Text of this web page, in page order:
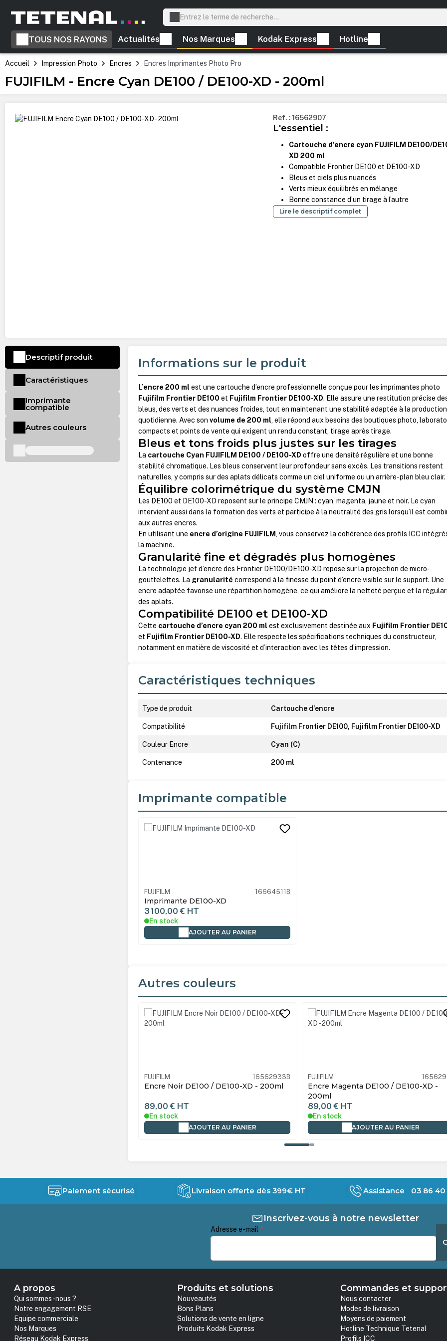
Passer à la navigation principale
TOUS NOS RAYONS Actualités Nos Marques Kodak Express Hotline
Accueil Impression Photo Encres Encres Imprimantes Photo Pro
FUJIFILM - Encre Cyan DE100 / DE100-XD - 200ml
Ignorer la galerie d'images Ref. : 16562907
L'essentiel :
Cartouche d’encre cyan FUJIFILM DE100/
XD 200 ml
Compatible Frontier DE100 et DE100-XD
Bleus et ciels plus nuancés
Verts mieux équilibrés en mélange
Bonne constance d’un tirage à l’autre
Lire le descriptif complet
Informations sur le produit
L’encre 200 ml est une cartouche d’encre professionnelle conçue pour les imprimantes photo
Fujifilm Frontier DE100 et Fujifilm Frontier DE100-XD. Elle assure une restitution précise
bleus, des verts et des nuances froides, tout en maintenant une stabilité adaptée à la production
quotidienne. Avec sonvolume de 200 ml, elle répond aux besoins des boutiques photo,
compacts et points de vente qui exigent un rendu constant, tirage après tirage.
Bleus et tons froids plus justes sur les tirages
La cartouche Cyan FUJIFILM DE100 / DE100-XD offre une densité régulière et une bonne
stabilité chromatique. Les bleus conservent leur profondeur sans excès. Les transitions restent
naturelles, y compris sur des aplats délicats comme un ciel uniforme ou un arrière-plan bleu clair.
Équilibre colorimétrique du système CMJN
Les DE100 et DE100-XD reposent sur le principe CMJN : cyan, magenta, jaune et noir. Le cyan
intervient aussi dans la formation des verts et participe à la neutralité des gris lorsqu’il est
aux autres encres.
En utilisant une encre d’origine FUJIFILM, vous conservez la cohérence des profils ICC
la machine.
Granularité fine et dégradés plus homogènes
La technologie jet d’encre des Frontier DE100/DE100-XD repose sur la projection de micro-
gouttelettes. La granularité correspond à la finesse du point d’encre visible sur le support. Une
encre adaptée favorise une répartition homogène, ce qui améliore la netteté perçue et la
des aplats.
Compatibilité DE100 et DE100-XD
Cette cartouche d’encre cyan 200 ml est exclusivement destinée aux Fujifilm Frontier
et Fujifilm Frontier DE100-XD. Elle respecte les spécifications techniques du constructeur,
notamment en matière de viscosité et d’interaction avec les têtes d’impression.
Caractéristiques techniques
Type de produit Cartouche d'encre
Compatibilité Fujifilm Frontier DE100, Fujifilm Frontier DE100-XD
Couleur Encre Cyan (C)
Contenance 200 ml
Imprimante compatible
Ignorer la galerie de produits
FUJIFILM 16664511B
Imprimante DE100-XD
3 100,00 € HT
En stock
AJOUTER AU PANIER
Autres couleurs
Ignorer la galerie de produits
FUJIFILM 16562919
Encre Magenta DE100 / DE100-XD -
89,00 € HT
En stock
AJOUTER AU PANIER
FUJIFILM
Encre Jaune DE100 / DE100-XD -
89,00 € HT
En stock
AJOUTER AU PANIER
Descriptif produit
Caractéristiques
Imprimante
compatible
Autres couleurs
Paiement sécurisé Livraison offerte dès 399€ HT Assistance 03 86 40
Inscrivez-vous à notre newsletter
Adresse e-mail *
A propos
Qui sommes-nous ?
Notre engagement RSE
Equipe commerciale
Nos Marques
Réseau Kodak Express
Produits et solutions
Nouveautés
Bons Plans
Solutions de vente en ligne
Produits Kodak Express
Commandes et
Nous contacter
Modes de livraison
Moyens de paiement
Hotline Technique Tetenal
Profils ICC